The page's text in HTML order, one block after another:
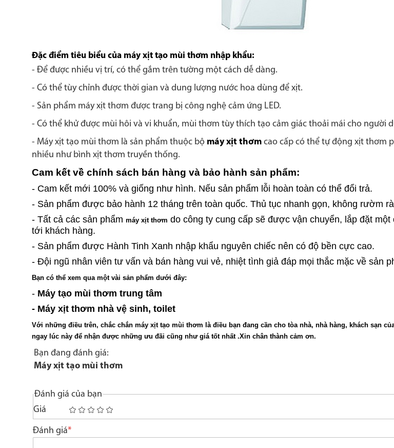
Đặc điểm tiêu biểu của máy xịt tạo mùi thơm nhập khẩu:
- Để được nhiều vị trí, có thể gắm trên tường một cách dễ dàng.
- Có thể tùy chỉnh được thời gian và dung lượng nước hoa dùng để xịt.
- Sản phẩm máy xịt thơm được trang bị công nghệ cảm ứng LED.
- Có thể khử được mùi hôi và vi khuẩn, mùi thơm tùy thích tạo cảm giác thoải mái cho người
- Máy xịt tạo mùi thơm là sản phẩm thuộc bộ máy xịt thơm cao cấp có thể tự động xịt thơm
nhiều như bình xịt thơm truyền thống.
Cam kết về chính sách bán hàng và bảo hành sản phẩm:
- Cam kết mới 100% và giống như hình. Nếu sản phẩm lỗi hoàn toàn có thể đổi trả.
- Sản phẩm được bảo hành 12 tháng trên toàn quốc. Thủ tục nhanh gọn, không rườm
- Tất cả các sản phẩm máy xịt thơm do công ty cung cấp sẽ được vận chuyển, lắp đặt một
tới khách hàng.
- Sản phẩm được Hành Tinh Xanh nhập khẩu nguyên chiếc nên có độ bền cực cao.
- Đội ngũ nhân viên tư vấn và bán hàng vui vẻ, nhiệt tình giả đáp mọi thắc mặc về sản
Bạn có thể xem qua một vài sản phẩm dưới đây:
- Máy tạo mùi thơm trung tâm
- Máy xịt thơm nhà vệ sinh, toilet
Với những điều trên, chắc chắn máy xịt tạo mùi thơm là điều bạn đang cần cho tòa nhà, nhà hàng, khách sạn
ngay lúc này để nhận được những ưu đãi cũng như giá tốt nhất .Xin chân thành cảm ơn.
Bạn đang đánh giá:
Máy xịt tạo mùi thơm
Đánh giá của bạn
Giá
1
star
2
stars
3
stars
4
stars
5
stars
Đánh giá